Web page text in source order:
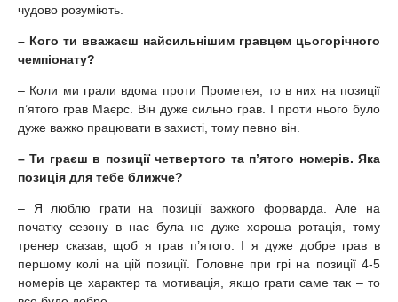
чудово розуміють.
– Кого ти вважаєш найсильнішим гравцем цьогорічного
чемпіонату?
– Коли ми грали вдома проти Прометея, то в них на позиції
п’ятого грав Маєрс. Він дуже сильно грав. І проти нього було
дуже важко працювати в захисті, тому певно він.
– Ти граєш в позиції четвертого та п’ятого номерів. Яка
позиція для тебе ближче?
– Я люблю грати на позиції важкого форварда. Але на
початку сезону в нас була не дуже хороша ротація, тому
тренер сказав, щоб я грав п’ятого. І я дуже добре грав в
першому колі на цій позиції. Головне при грі на позиції 4-5
номерів це характер та мотивація, якщо грати саме так – то